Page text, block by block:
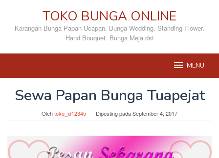
konten
TOKO BUNGA ONLINE
Karangan Bunga Papan Ucapan. Bunga Wedding. Standing Flower.
Hand Bouquet. Bunga Meja dst
MENU
Sewa Papan Bunga Tuapejat
Olehtoko_id12345 Diposting padaSeptember 4, 2017